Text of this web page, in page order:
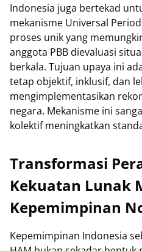
Indonesia juga bertekad
mekanisme Universal
proses unik yang
anggota PBB dievaluasi
berkala. Tujuan upaya ini
tetap objektif, inklusif, dan
mengimplementasikan
negara. Mekanisme ini
kolektif meningkatkan
Transformasi
Kekuatan Lunak
Kepemimpinan
Kepemimpinan Indonesia